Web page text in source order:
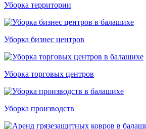
Уборка территории
Уборка бизнес центров
Уборка торговых центров
Уборка производств